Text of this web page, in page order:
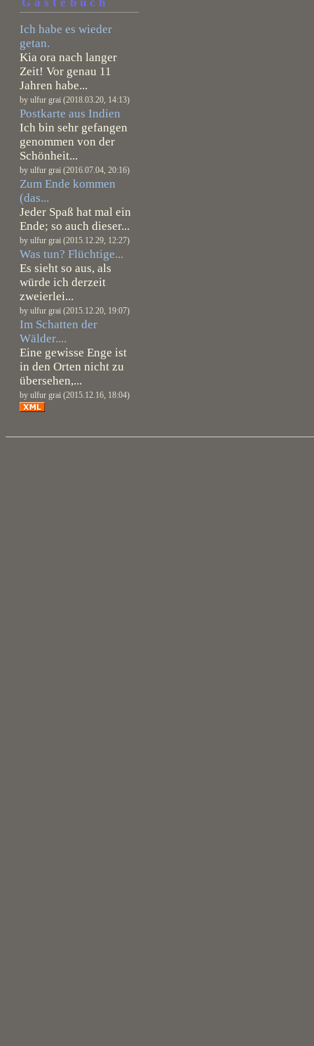
Gästebuch
Ich habe es wieder
getan.
Kia ora nach langer
Zeit! Vor genau 11
Jahren habe...
by ulfur grai (2018.03.20, 14:13)
Postkarte aus Indien
Ich bin sehr gefangen
genommen von der
Schönheit...
by ulfur grai (2016.07.04, 20:16)
Zum Ende kommen
(das...
Jeder Spaß hat mal ein
Ende; so auch dieser...
by ulfur grai (2015.12.29, 12:27)
Was tun? Flüchtige...
Es sieht so aus, als
würde ich derzeit
zweierlei...
by ulfur grai (2015.12.20, 19:07)
Im Schatten der
Wälder....
Eine gewisse Enge ist
in den Orten nicht zu
übersehen,...
by ulfur grai (2015.12.16, 18:04)